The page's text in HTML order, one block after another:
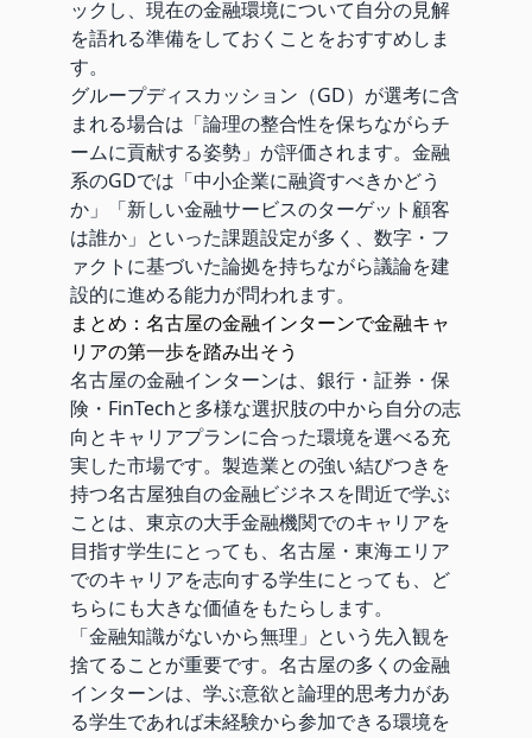
ックし、現在の金融環境について自分の見解
を語れる準備をしておくことをおすすめしま
す。
グループディスカッション（GD）が選考に含
まれる場合は「論理の整合性を保ちながらチ
ームに貢献する姿勢」が評価されます。金融
系のGDでは「中小企業に融資すべきかどう
か」「新しい金融サービスのターゲット顧客
は誰か」といった課題設定が多く、数字・フ
ァクトに基づいた論拠を持ちながら議論を建
設的に進める能力が問われます。
まとめ：名古屋の金融インターンで金融キャ
リアの第一歩を踏み出そう
名古屋の金融インターンは、銀行・証券・保
険・FinTechと多様な選択肢の中から自分の志
向とキャリアプランに合った環境を選べる充
実した市場です。製造業との強い結びつきを
持つ名古屋独自の金融ビジネスを間近で学ぶ
ことは、東京の大手金融機関でのキャリアを
目指す学生にとっても、名古屋・東海エリア
でのキャリアを志向する学生にとっても、ど
ちらにも大きな価値をもたらします。
「金融知識がないから無理」という先入観を
捨てることが重要です。名古屋の多くの金融
インターンは、学ぶ意欲と論理的思考力があ
る学生であれば未経験から参加できる環境を